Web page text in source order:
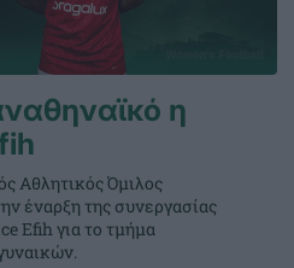
η
Αθλητικός Όμιλος
έναρξη της συνεργασίας
Efih για το τμήμα